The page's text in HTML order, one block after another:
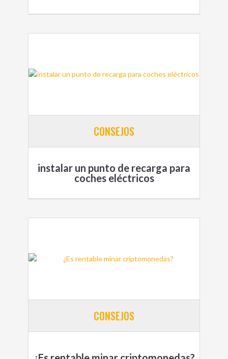
CONSEJOS
instalar un punto de recarga para
coches eléctricos
CONSEJOS